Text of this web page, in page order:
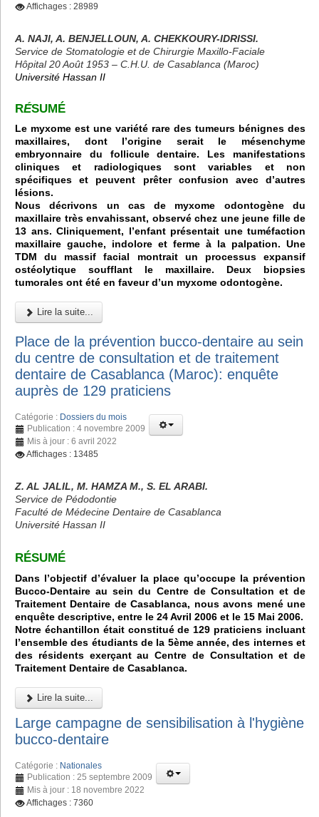
Affichages : 28989
A. NAJI, A. BENJELLOUN, A. CHEKKOURY-IDRISSI.
Service de Stomatologie et de Chirurgie Maxillo-Faciale
Hôpital 20 Août 1953 – C.H.U. de Casablanca (Maroc)
Université Hassan II
RÉSUMÉ
Le myxome est une variété rare des tumeurs bénignes des
maxillaires, dont l’origine serait le mésenchyme
embryonnaire du follicule dentaire. Les manifestations
cliniques et radiologiques sont variables et non
spécifiques et peuvent prêter confusion avec d’autres
lésions.
Nous décrivons un cas de myxome odontogène du
maxillaire très envahissant, observé chez une jeune fille de
13 ans. Cliniquement, l’enfant présentait une tuméfaction
maxillaire gauche, indolore et ferme à la palpation. Une
TDM du massif facial montrait un processus expansif
ostéolytique soufflant le maxillaire. Deux biopsies
tumorales ont été en faveur d’un myxome odontogène.
Lire la suite...
Place de la prévention bucco-dentaire au sein
du centre de consultation et de traitement
dentaire de Casablanca (Maroc): enquête
auprès de 129 praticiens
Catégorie : Dossiers du mois
Publication : 4 novembre 2009
Mis à jour : 6 avril 2022
Affichages : 13485
Z. AL JALIL, M. HAMZA M., S. EL ARABI.
Service de Pédodontie
Faculté de Médecine Dentaire de Casablanca
Université Hassan II
RÉSUMÉ
Dans l’objectif d’évaluer la place qu’occupe la prévention
Bucco-Dentaire au sein du Centre de Consultation et de
Traitement Dentaire de Casablanca, nous avons mené une
enquête descriptive, entre le 24 Avril 2006 et le 15 Mai 2006.
Notre échantillon était constitué de 129 praticiens incluant
l’ensemble des étudiants de la 5ème année, des internes et
des résidents exerçant au Centre de Consultation et de
Traitement Dentaire de Casablanca.
Lire la suite...
Large campagne de sensibilisation à l'hygiène
bucco-dentaire
Catégorie : Nationales
Publication : 25 septembre 2009
Mis à jour : 18 novembre 2022
Affichages : 7360